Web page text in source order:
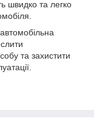
швидко та легко
та захистити